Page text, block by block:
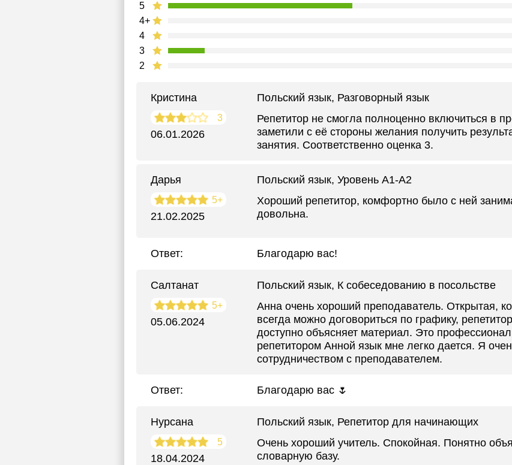
2
3
4
4+
5
Кристина
3
06.01.2026
Польский язык, Разговорный язык
Репетитор не смогла полноценно включиться в
заметили с её стороны желания получить
занятия. Соответственно оценка 3.
Дарья
5+
21.02.2025
Польский язык, Уровень А1-А2
Хороший репетитор, комфортно было с ней
довольна.
Ответ: Благодарю вас!
Салтанат
5+
05.06.2024
Польский язык, К собеседованию в посольстве
Анна очень хороший преподаватель. Открытая,
всегда можно договориться по графику,
доступно объясняет материал. Это
репетитором Анной язык мне легко дается. Я
сотрудничеством с преподавателем.
Ответ: Благодарю вас 🌷
Нурсана
5
18.04.2024
Польский язык, Репетитор для начинающих
Очень хороший учитель. Спокойная. Понятно
словарную базу.